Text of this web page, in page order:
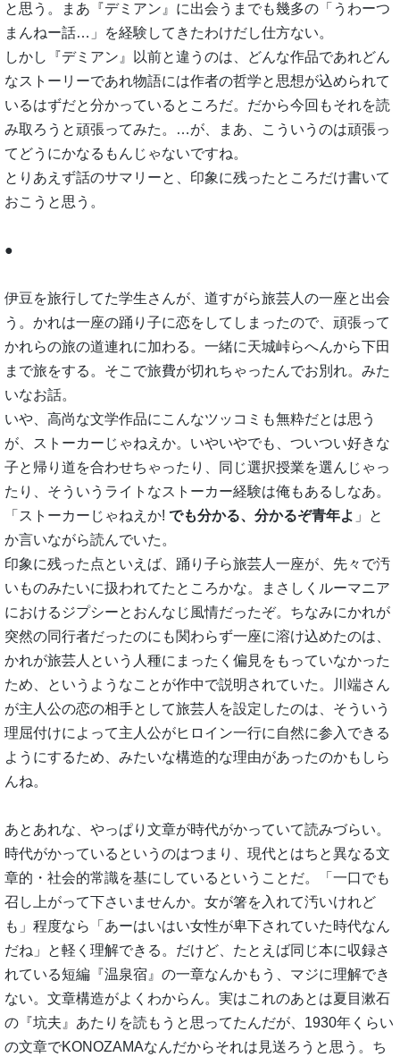
と思う。まあ『デミアン』に出会うまでも幾多の「うわーつ
まんねー話…」を経験してきたわけだし仕方ない。
しかし『デミアン』以前と違うのは、どんな作品であれどん
なストーリーであれ物語には作者の哲学と思想が込められて
いるはずだと分かっているところだ。だから今回もそれを読
み取ろうと頑張ってみた。…が、まあ、こういうのは頑張っ
てどうにかなるもんじゃないですね。
とりあえず話のサマリーと、印象に残ったところだけ書いて
おこうと思う。
●
伊豆を旅行してた学生さんが、道すがら旅芸人の一座と出会
う。かれは一座の踊り子に恋をしてしまったので、頑張って
かれらの旅の道連れに加わる。一緒に天城峠らへんから下田
まで旅をする。そこで旅費が切れちゃったんでお別れ。みた
いなお話。
いや、高尚な文学作品にこんなツッコミも無粋だとは思う
が、ストーカーじゃねえか。いやいやでも、ついつい好きな
子と帰り道を合わせちゃったり、同じ選択授業を選んじゃっ
たり、そういうライトなストーカー経験は俺もあるしなあ。
「ストーカーじゃねえか! でも分かる、分かるぞ青年よ 」と
か言いながら読んでいた。
印象に残った点といえば、踊り子ら旅芸人一座が、先々で汚
いものみたいに扱われてたところかな。まさしくルーマニア
におけるジプシーとおんなじ風情だったぞ。ちなみにかれが
突然の同行者だったのにも関わらず一座に溶け込めたのは、
かれが旅芸人という人種にまったく偏見をもっていなかった
ため、というようなことが作中で説明されていた。川端さん
が主人公の恋の相手として旅芸人を設定したのは、そういう
理屈付けによって主人公がヒロイン一行に自然に参入できる
ようにするため、みたいな構造的な理由があったのかもしら
んね。
あとあれな、やっぱり文章が時代がかっていて読みづらい。
時代がかっているというのはつまり、現代とはちと異なる文
章的・社会的常識を基にしているということだ。「一口でも
召し上がって下さいませんか。女が箸を入れて汚いけれど
も」程度なら「あーはいはい女性が卑下されていた時代なん
だね」と軽く理解できる。だけど、たとえば同じ本に収録さ
れている短編『温泉宿』の一章なんかもう、マジに理解でき
ない。文章構造がよくわからん。実はこれのあとは夏目漱石
の『坑夫』あたりを読もうと思ってたんだが、1930年くらい
の文章でKONOZAMAなんだからそれは見送ろうと思う。ち